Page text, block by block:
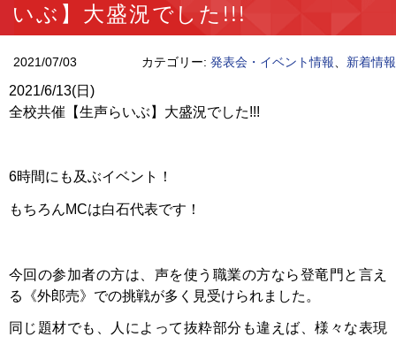
いぶ】大盛況でした!!!
2021/07/03 カテゴリー: 発表会・イベント情報 新着情報
2021/6/13(日)
全校共催【生声らいぶ】大盛況でした!!!
6時間にも及ぶイベント！
もちろんMCは白石代表です！
今回の参加者の方は、声を使う職業の方なら登竜門と言え
る《外郎売》での挑戦が多く見受けられました。
同じ題材でも、人によって抜粋部分も違えば、様々な表現